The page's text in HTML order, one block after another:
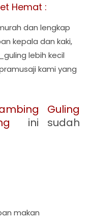
Hemat :
dan lengkap
kepala dan kaki,
lebih kecil
kami yang
Guling
ini sudah
makan